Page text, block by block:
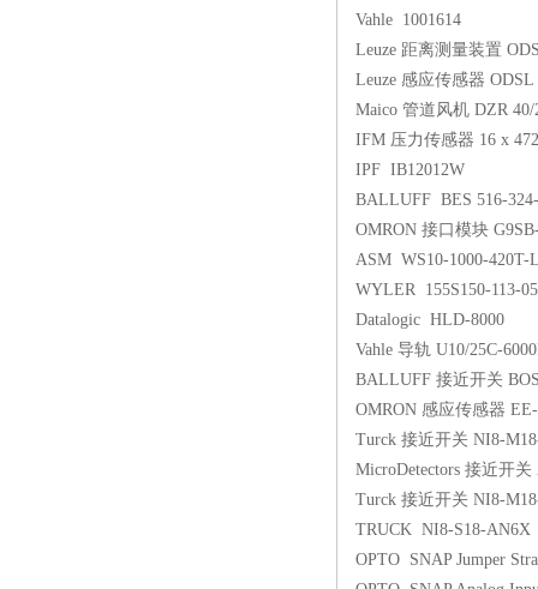
Vahle 1001614
Leuze 距离测量装置
Leuze 感应传感器 ODSL
Maico 管道风机 DZR
IFM 压力传感器 16 x
IPF IB12012W
BALLUFF BES 516-
OMRON 接口模块
ASM WS10-1000-420T-
WYLER 155S150-113-
Datalogic HLD-8000
Vahle 导轨 U10/25C-
BALLUFF 接近开关
OMRON 感应传感器
Turck 接近开关 NI8-
MicroDetectors 接近开关
Turck 接近开关 NI8-
TRUCK NI8-S18-AN6X
OPTO SNAP Jumper